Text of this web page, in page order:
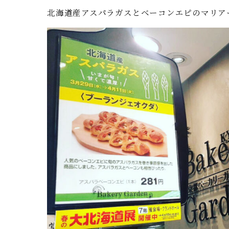
北海道産アスパラガスとベーコンエピのマリ